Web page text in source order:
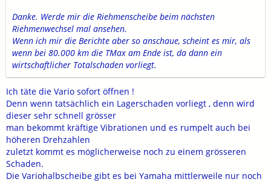
Danke. Werde mir die Riehmenscheibe beim nächsten
Riehmenwechsel mal ansehen.
Wenn ich mir die Berichte aber so anschaue, scheint es mir, als
wenn bei 80.000 km die TMax am Ende ist, da dann ein
wirtschaftlicher Totalschaden vorliegt.
Ich täte die Vario sofort öffnen !
Denn wenn tatsächlich ein Lagerschaden vorliegt , denn wird
dieser sehr schnell grösser
man bekommt kräftige Vibrationen und es rumpelt auch bei
höheren Drehzahlen
zuletzt kommt es möglicherweise noch zu einem grösseren
Schaden.
Die Variohalbscheibe gibt es bei Yamaha mittlerweile nur noch